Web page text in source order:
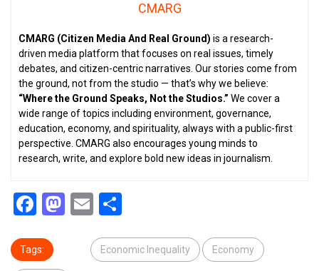
CMARG
CMARG (Citizen Media And Real Ground) is a research-
driven media platform that focuses on real issues, timely
debates, and citizen-centric narratives. Our stories come from
the ground, not from the studio — that’s why we believe:
“Where the Ground Speaks, Not the Studios.” We cover a
wide range of topics including environment, governance,
education, economy, and spirituality, always with a public-first
perspective. CMARG also encourages young minds to
research, write, and explore bold new ideas in journalism.
Facebook
Mastodon
Email
Tags: Economic Inequality Economy